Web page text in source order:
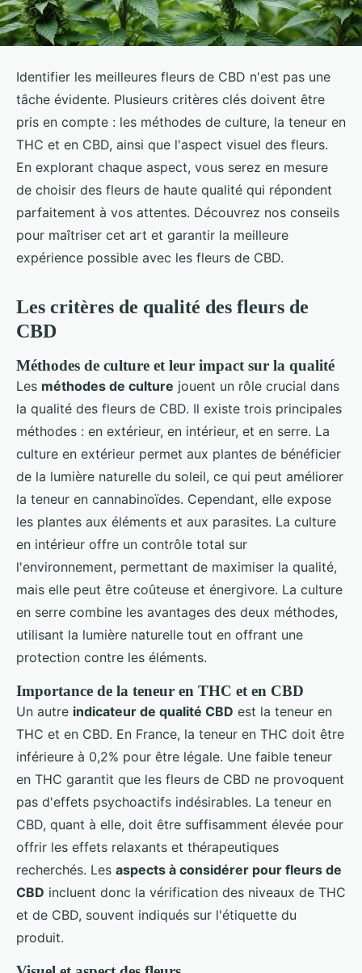
Identifier les meilleures fleurs de CBD n'est pas une
tâche évidente. Plusieurs critères clés doivent être
pris en compte : les méthodes de culture, la teneur en
THC et en CBD, ainsi que l'aspect visuel des fleurs.
En explorant chaque aspect, vous serez en mesure
de choisir des fleurs de haute qualité qui répondent
parfaitement à vos attentes. Découvrez nos conseils
pour maîtriser cet art et garantir la meilleure
expérience possible avec les fleurs de CBD.
Les critères de qualité des fleurs de
CBD
Méthodes de culture et leur impact sur la qualité
Les méthodes de culture jouent un rôle crucial dans
la qualité des fleurs de CBD. Il existe trois principales
méthodes : en extérieur, en intérieur, et en serre. La
culture en extérieur permet aux plantes de bénéficier
de la lumière naturelle du soleil, ce qui peut améliorer
la teneur en cannabinoïdes. Cependant, elle expose
les plantes aux éléments et aux parasites. La culture
en intérieur offre un contrôle total sur
l'environnement, permettant de maximiser la qualité,
mais elle peut être coûteuse et énergivore. La culture
en serre combine les avantages des deux méthodes,
utilisant la lumière naturelle tout en offrant une
protection contre les éléments.
Importance de la teneur en THC et en CBD
Un autre indicateur de qualité CBD est la teneur en
THC et en CBD. En France, la teneur en THC doit être
inférieure à 0,2% pour être légale. Une faible teneur
en THC garantit que les fleurs de CBD ne provoquent
pas d'effets psychoactifs indésirables. La teneur en
CBD, quant à elle, doit être suffisamment élevée pour
offrir les effets relaxants et thérapeutiques
recherchés. Les aspects à considérer pour fleurs de
CBD incluent donc la vérification des niveaux de THC
et de CBD, souvent indiqués sur l'étiquette du
produit.